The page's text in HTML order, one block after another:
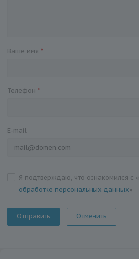
Ваше имя *
Телефон *
E-mail
Я подтверждаю, что ознакомился с «
обработке персональных данных»
Отменить